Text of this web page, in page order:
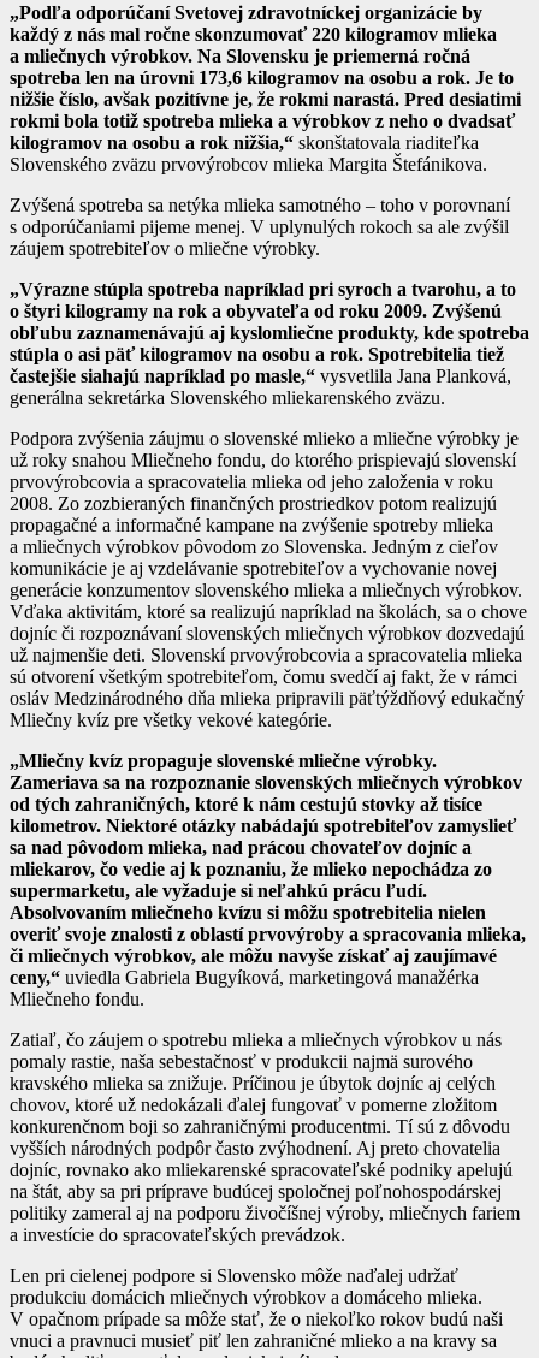
„Podľa odporúčaní Svetovej zdravotníckej organizácie by
každý z nás mal ročne skonzumovať 220 kilogramov mlieka
a mliečnych výrobkov. Na Slovensku je priemerná ročná
spotreba len na úrovni 173,6 kilogramov na osobu a rok. Je to
nižšie číslo, avšak pozitívne je, že rokmi narastá. Pred desiatimi
rokmi bola totiž spotreba mlieka a výrobkov z neho o dvadsať
kilogramov na osobu a rok nižšia,“ skonštatovala riaditeľka
Slovenského zväzu prvovýrobcov mlieka Margita Štefánikova.
Zvýšená spotreba sa netýka mlieka samotného – toho v porovnaní
s odporúčaniami pijeme menej. V uplynulých rokoch sa ale zvýšil
záujem spotrebiteľov o mliečne výrobky.
„Výrazne stúpla spotreba napríklad pri syroch a tvarohu, a to
o štyri kilogramy na rok a obyvateľa od roku 2009. Zvýšenú
obľubu zaznamenávajú aj kyslomliečne produkty, kde spotreba
stúpla o asi päť kilogramov na osobu a rok. Spotrebitelia tiež
častejšie siahajú napríklad po masle,“ vysvetlila Jana Planková,
generálna sekretárka Slovenského mliekarenského zväzu.
Podpora zvýšenia záujmu o slovenské mlieko a mliečne výrobky je
už roky snahou Mliečneho fondu, do ktorého prispievajú slovenskí
prvovýrobcovia a spracovatelia mlieka od jeho založenia v roku
2008. Zo zozbieraných finančných prostriedkov potom realizujú
propagačné a informačné kampane na zvýšenie spotreby mlieka
a mliečnych výrobkov pôvodom zo Slovenska. Jedným z cieľov
komunikácie je aj vzdelávanie spotrebiteľov a vychovanie novej
generácie konzumentov slovenského mlieka a mliečnych výrobkov.
Vďaka aktivitám, ktoré sa realizujú napríklad na školách, sa o chove
dojníc či rozpoznávaní slovenských mliečnych výrobkov dozvedajú
už najmenšie deti. Slovenskí prvovýrobcovia a spracovatelia mlieka
sú otvorení všetkým spotrebiteľom, čomu svedčí aj fakt, že v rámci
osláv Medzinárodného dňa mlieka pripravili päťtýždňový edukačný
Mliečny kvíz pre všetky vekové kategórie.
„Mliečny kvíz propaguje slovenské mliečne výrobky.
Zameriava sa na rozpoznanie slovenských mliečnych výrobkov
od tých zahraničných, ktoré k nám cestujú stovky až tisíce
kilometrov. Niektoré otázky nabádajú spotrebiteľov zamyslieť
sa nad pôvodom mlieka, nad prácou chovateľov dojníc a
mliekarov, čo vedie aj k poznaniu, že mlieko nepochádza zo
supermarketu, ale vyžaduje si neľahkú prácu ľudí.
Absolvovaním mliečneho kvízu si môžu spotrebitelia nielen
overiť svoje znalosti z oblastí prvovýroby a spracovania mlieka,
či mliečnych výrobkov, ale môžu navyše získať aj zaujímavé
ceny,“ uviedla Gabriela Bugyíková, marketingová manažérka
Mliečneho fondu.
Zatiaľ, čo záujem o spotrebu mlieka a mliečnych výrobkov u nás
pomaly rastie, naša sebestačnosť v produkcii najmä surového
kravského mlieka sa znižuje. Príčinou je úbytok dojníc aj celých
chovov, ktoré už nedokázali ďalej fungovať v pomerne zložitom
konkurenčnom boji so zahraničnými producentmi. Tí sú z dôvodu
vyšších národných podpôr často zvýhodnení. Aj preto chovatelia
dojníc, rovnako ako mliekarenské spracovateľské podniky apelujú
na štát, aby sa pri príprave budúcej spoločnej poľnohospodárskej
politiky zameral aj na podporu živočíšnej výroby, mliečnych fariem
a investície do spracovateľských prevádzok.
Len pri cielenej podpore si Slovensko môže naďalej udržať
produkciu domácich mliečnych výrobkov a domáceho mlieka.
V opačnom prípade sa môže stať, že o niekoľko rokov budú naši
vnuci a pravnuci musieť piť len zahraničné mlieko a na kravy sa